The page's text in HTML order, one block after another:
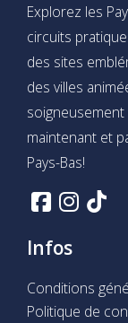
Explorez les
circuits
des sites
des villes
maintenant et
Pays-Bas!
Infos
Conditions
Politique de